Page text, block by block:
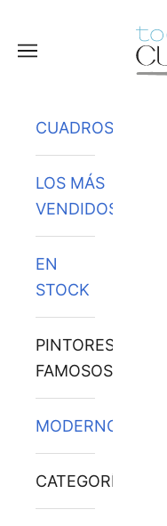
Menú
CUADROS
LOS MÁS
VENDIDOS
EN
STOCK
PINTORES
FAMOSOS
MODERNOS
CATEGORÍAS